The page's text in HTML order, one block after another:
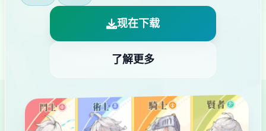
现在下载
了解更多